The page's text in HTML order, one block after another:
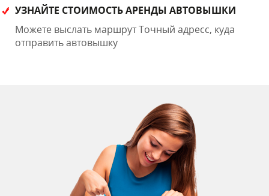
УЗНАЙТЕ СТОИМОСТЬ АРЕНДЫ АВТОВЫШКИ
Можете выслать маршрут Точный адресс, куда
отправить автовышку